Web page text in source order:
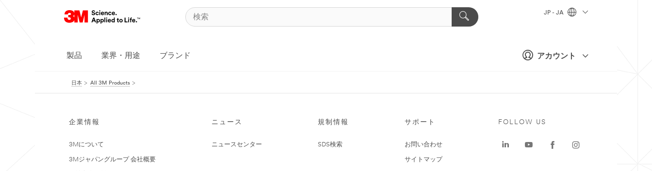
アカウント
JP - JA
製品 業界・用途 ブランド
日本 All 3M Products
企業情報
3Mについて
3Mジャパングループ 会社概要
ニュース
ニュースセンター
規制情報
SDS検索
サポート
お問い合わせ
サイトマップ
FOLLOW US